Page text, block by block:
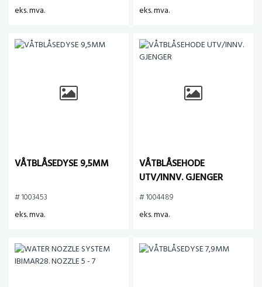
eks. mva. eks. mva.
VÅTBLÅSEDYSE 9,5MM
# 1003453
eks. mva.
VÅTBLÅSEHODE
UTV/INNV. GJENGER
# 1004489
eks. mva.